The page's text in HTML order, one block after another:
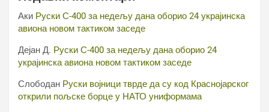
Аки Руски С-400 за недељу дана оборио 24 украјинска
авиона новом тактиком заседе
Дејан Д. Руски С-400 за недељу дана оборио 24
украјинска авиона новом тактиком заседе
Слободан Руски војници тврде да су код Краснојарског
открили пољске борце у НАТО униформама